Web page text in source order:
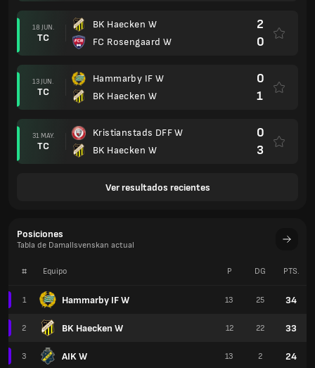
18 JUN.
TC
BK Haecken W
FC Rosengaard W
2
0
13 JUN.
TC
Hammarby IF W
BK Haecken W
0
1
31 MAY.
TC
Kristianstads DFF W
BK Haecken W
0
3
Ver resultados recientes
Posiciones
Tabla de Damallsvenskan actual
# Equipo
1 Hammarby IF W
2 BK Haecken W
3 AIK W
P DG PTS.
13 25 34
12 22 33
13 2 24